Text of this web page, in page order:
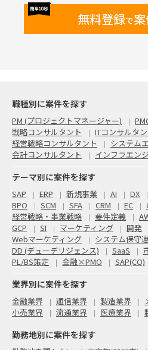
無料登録で
職種別に案件を探す
PM (プロジェクトマネージャー)
戦略コンサルタント
ITコンサルタ
経営戦略コンサルタント
システム
会計コンサルタント
インフラエン
テーマ別に案件を探す
SAP ERP 新規事業 AI DX
BPO
SCM SFA CRM EC
経営戦略・事業戦略
要件定義
GCP
SI マーケティング 開発
Webマーケティング
システム保守
DD (デューデリジェンス)
SaaS
PL/BS策定
金融×PMO SAP(CO)
業界別に案件を探す
金融業界 通信業界 製造業界
小売業界
流通業界 医療業界
勤務地別に案件を探す